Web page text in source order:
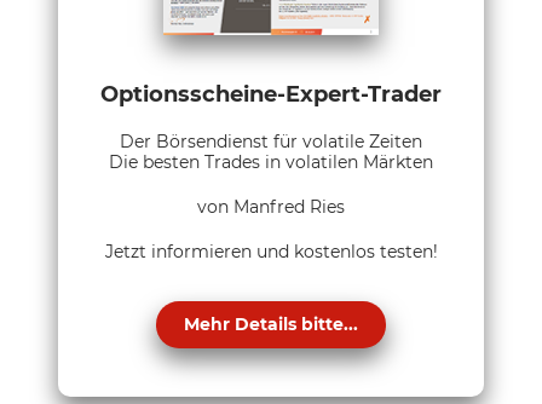
Optionsscheine-Expert-Trader
Der Börsendienst für volatile Zeiten
Die besten Trades in volatilen Märkten
von Manfred Ries
Jetzt informieren und kostenlos testen!
Mehr Details bitte...